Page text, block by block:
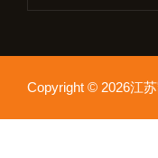
Copyright © 2026江